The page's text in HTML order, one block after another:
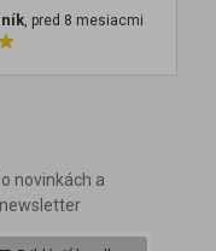
, pred 8 mesiacmi
novinkách a